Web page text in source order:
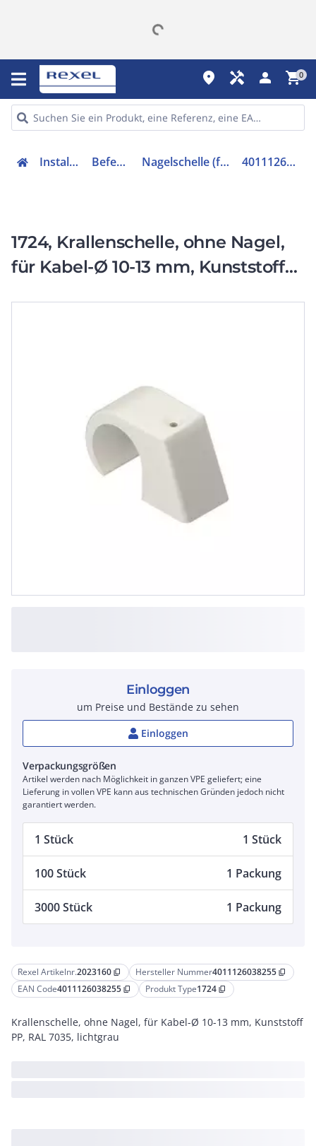
place handyman person shopping_cart0
Installation Befestigen Nagelschelle (für Kabel) 4011126038255
1724, Krallenschelle, ohne Nagel,
für Kabel-Ø 10-13 mm, Kunststoff
Rexel Artikelnr.2023160 content_copy Hersteller Nummer4011126038255 content_copy
EAN Code4011126038255 content_copy Produkt Type1724 content_copy
Krallenschelle, ohne Nagel, für Kabel-Ø 10-13 mm, Kunststoff
PP, RAL 7035, lichtgrau
Einloggen
um Preise und Bestände zu sehen
Einloggen
Verpackungsgrößen
Artikel werden nach Möglichkeit in ganzen VPE geliefert; eine
Lieferung in vollen VPE kann aus technischen Gründen jedoch nicht
garantiert werden.
1 Stück 1 Stück
100 Stück 1 Packung
3000 Stück 1 Packung